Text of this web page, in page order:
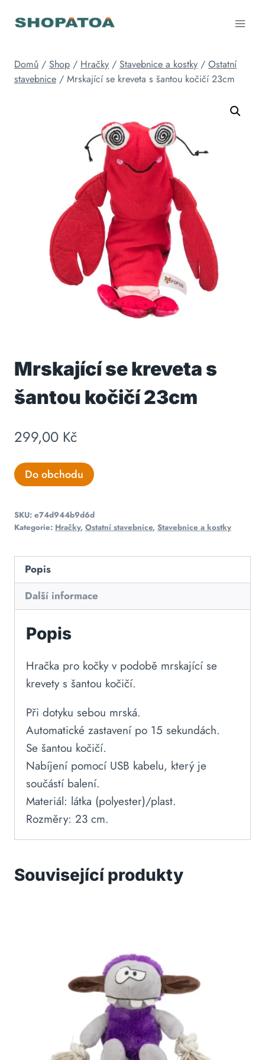
Domů / Shop / Hračky / Stavebnice a kostky / Ostatní
stavebnice / Mrskající se kreveta s šantou kočičí 23cm
Mrskající se kreveta s
šantou kočičí 23cm
299,00 Kč
Do obchodu
SKU: e74d944b9d6d
Kategorie: Hračky, Ostatní stavebnice, Stavebnice a kostky
Popis
Další informace
Popis
Hračka pro kočky v podobě mrskající se
krevety s šantou kočičí.
Při dotyku sebou mrská.
Automatické zastavení po 15 sekundách.
Se šantou kočičí.
Nabíjení pomocí USB kabelu, který je
součástí balení.
Materiál: látka (polyester)/plast.
Rozměry: 23 cm.
Související produkty